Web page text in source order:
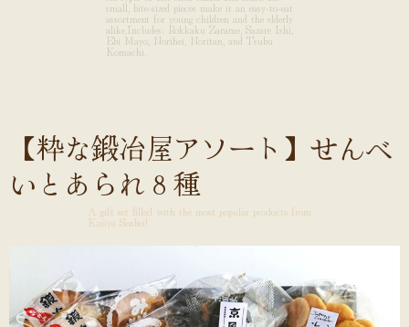
small, bite-sized pieces make it an easy-to-eat
assortment for young children and the elderly
alike.Includes: Rokkaku Zarame, Sazare Ishi,
Ebi Mayo, Norihei, Noritan, and Tsubu
Komachi.
【粋な鍛冶屋アソート】せんべ
いとあられ８種
A gift set filled with the most popular products from
Kajiya Senbei!